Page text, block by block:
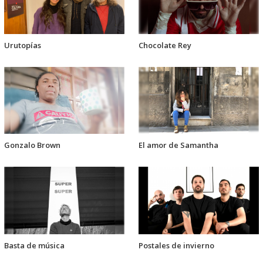
Urutopías Chocolate Rey
Gonzalo Brown El amor de Samantha
Basta de música Postales de invierno